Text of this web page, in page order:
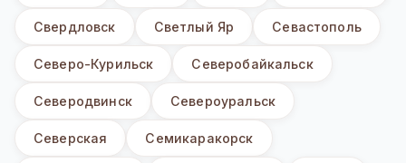
Свердловск Светлый Яр Севастополь
Северо-Курильск Северобайкальск
Северодвинск Североуральск
Северская Семикаракорск